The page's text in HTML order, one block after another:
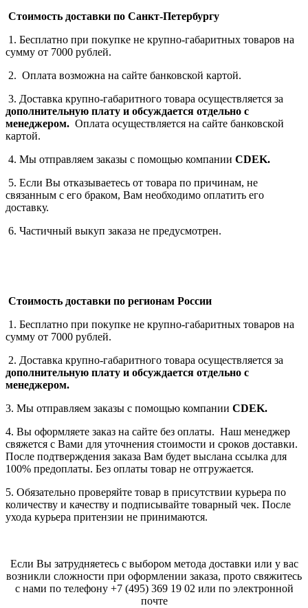
Стоимость доставки по Санкт-Петербургу
1. Бесплатно при покупке не крупно-габаритных товаров на
сумму от 7000 рублей.
2. Оплата возможна на сайте банковской картой.
3. Доставка крупно-габаритного товара осуществляется за
дополнительную плату и обсуждается отдельно с
менеджером. Оплата осуществляется на сайте банковской
картой.
4. Мы отправляем заказы с помощью компании СDEK.
5. Если Вы отказываетесь от товара по причинам, не
связанным с его браком, Вам необходимо оплатить его
доставку.
6. Частичный выкуп заказа не предусмотрен.
Стоимость доставки по регионам России
1. Бесплатно при покупке не крупно-габаритных товаров на
сумму от 7000 рублей.
2. Доставка крупно-габаритного товара осуществляется за
дополнительную плату и обсуждается отдельно с
менеджером.
3. Мы отправляем заказы с помощью компании СDEK.
4. Вы оформляете заказ на сайте без оплаты. Наш менеджер
свяжется с Вами для уточнения стоимости и сроков доставки.
После подтверждения заказа Вам будет выслана ссылка для
100% предоплаты. Без оплаты товар не отгружается.
5. Обязательно проверяйте товар в присутствии курьера по
количеству и качеству и подписывайте товарный чек. После
ухода курьера притензии не принимаются.
Если Вы затрудняетесь с выбором метода доставки или у вас
возникли сложности при оформлении заказа, прото свяжитесь
с нами по телефону +7 (495) 369 19 02 или по электронной
почте